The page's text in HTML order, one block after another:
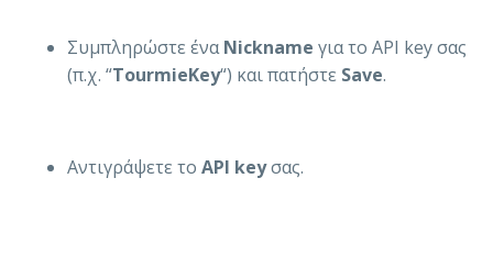
Συμπληρώστε έναNickname για το API key σας
(π.χ. “TourmieKey“) και πατήστε Save.
Αντιγράψετε το API keyσας.